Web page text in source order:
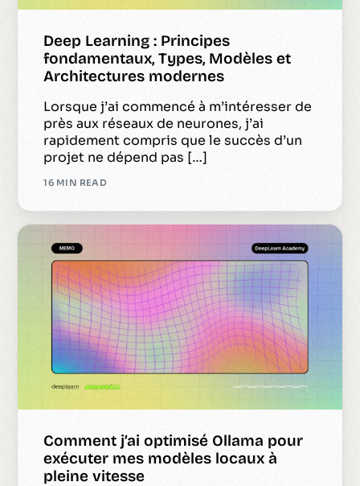
Deep Learning : Principes
fondamentaux, Types, Modèles et
Architectures modernes
Lorsque j’ai commencé à m’intéresser de
près aux réseaux de neurones, j’ai
rapidement compris que le succès d’un
projet ne dépend pas […]
16 MIN READ
Comment j’ai optimisé Ollama pour
exécuter mes modèles locaux à
pleine vitesse